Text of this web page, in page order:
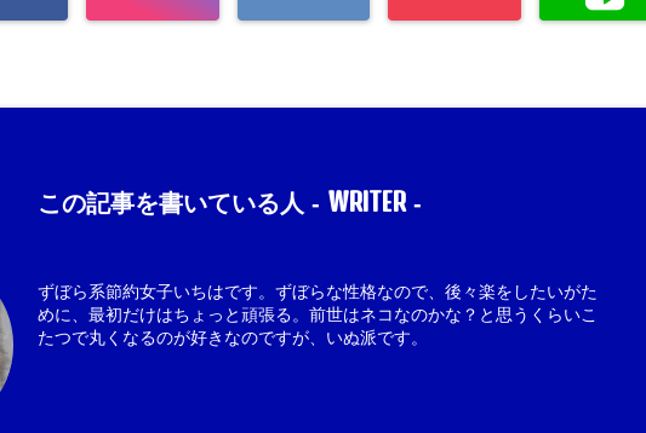
この記事を書いている人 - WRITER-
ずぼら系節約女子いちはです。ずぼらな性格なので、後々楽をしたいがた
めに、最初だけはちょっと頑張る。前世はネコなのかな？と思うくらいこ
たつで丸くなるのが好きなのですが、いぬ派です。